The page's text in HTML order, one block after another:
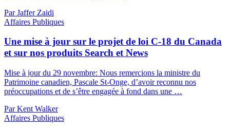
Par Jaffer Zaidi
Affaires Publiques
Une mise à jour sur le projet de loi C-18 du Canada
et sur nos produits Search et News
Mise à jour du 29 novembre: Nous remercions la ministre du
Patrimoine canadien, Pascale St-Onge, d’avoir reconnu nos
préoccupations et de s’être engagée à fond dans une …
Par Kent Walker
Affaires Publiques